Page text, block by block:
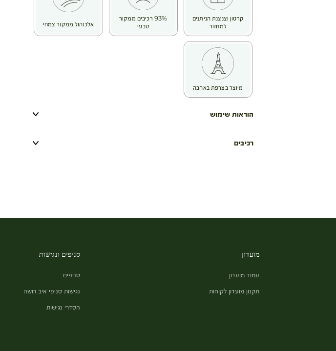
קרטון וצנצנת הניתנים
למחזור
93% רכיבים ממקור
טבעי
אלכוהול ממקור צמחי
מיוצר בצרפת באהבה
הוראות שימוש
רכיבים
מועדון
עמוד מועדון
תקנון מועדון לקוחות
סניפים ונגישות
סניפים
נגישות סניפי איב רושה
הסדרי נגישות